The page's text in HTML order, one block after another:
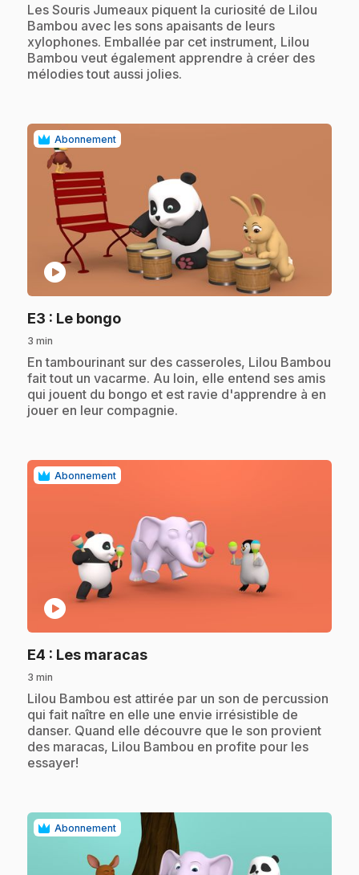
.Les Souris Jumeaux piquent la curiosité de Lilou
Bambou avec les sons apaisants de leurs
xylophones. Emballée par cet instrument, Lilou
Bambou veut également apprendre à créer des
mélodies tout aussi jolies.
Abonnement
play_circle
E3 : Le bongo.
3 min
.En tambourinant sur des casseroles, Lilou Bambou
fait tout un vacarme. Au loin, elle entend ses amis
qui jouent du bongo et est ravie d'apprendre à en
jouer en leur compagnie.
Abonnement
play_circle
E4 : Les maracas.
3 min
.Lilou Bambou est attirée par un son de percussion
qui fait naître en elle une envie irrésistible de
danser. Quand elle découvre que le son provient
des maracas, Lilou Bambou en profite pour les
essayer!
Abonnement